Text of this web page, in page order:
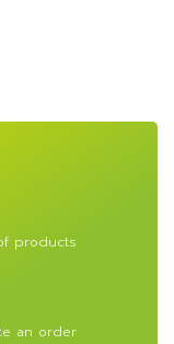
products
an order